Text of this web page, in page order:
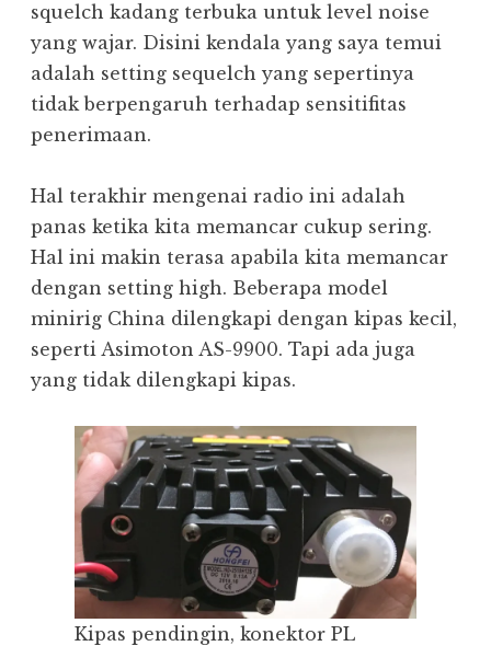
squelch kadang terbuka untuk level noise
yang wajar. Disini kendala yang saya temui
adalah setting sequelch yang sepertinya
tidak berpengaruh terhadap sensitifitas
penerimaan.
Hal terakhir mengenai radio ini adalah
panas ketika kita memancar cukup sering.
Hal ini makin terasa apabila kita memancar
dengan setting high. Beberapa model
minirig China dilengkapi dengan kipas kecil,
seperti Asimoton AS-9900. Tapi ada juga
yang tidak dilengkapi kipas.
Kipas pendingin, konektor PL